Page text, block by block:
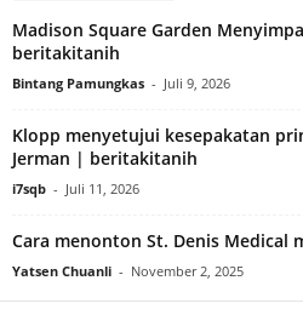
Madison Square Garden
beritakitanih
Bintang Pamungkas - Juli 9, 2026
Klopp menyetujui kesepakatan
Jerman | beritakitanih
i7sqb - Juli 11, 2026
Cara menonton St. Denis Medical
Yatsen Chuanli - November 2, 2025